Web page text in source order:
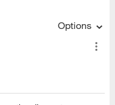
Options